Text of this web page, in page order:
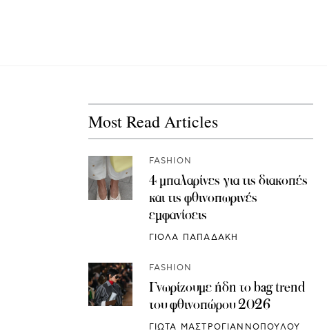
Most Read Articles
FASHION
4 μπαλαρίνες για τις διακοπές
και τις φθινοπωρινές
εμφανίσεις
ΓΙΟΛΑ ΠΑΠΑΔΑΚΗ
FASHION
Γνωρίζουμε ήδη το bag trend
του φθινοπώρου 2026
ΓΙΩΤΑ ΜΑΣΤΡΟΓΙΑΝΝΟΠΟΥΛΟΥ